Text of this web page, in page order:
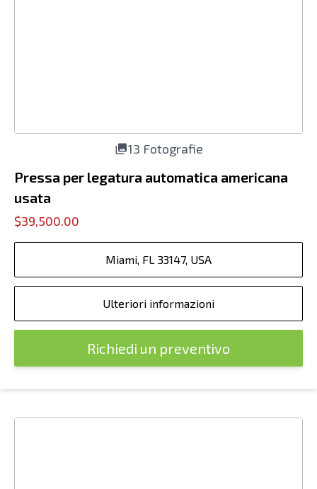
13 Fotografie
Pressa per legatura automatica americana
usata
$39,500.00
Miami, FL 33147, USA
Ulteriori informazioni
Richiedi un preventivo